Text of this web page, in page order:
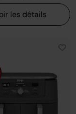
les détails